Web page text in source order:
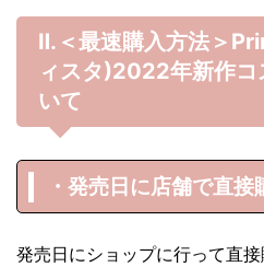
Ⅱ.＜最速購入方法＞
ィスタ)2022年新作コ
いて
・発売日に店舗で直
発売日にショップに行って直接